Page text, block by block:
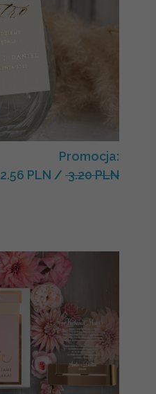
Promocja:
2.56 PLN / 3.20 PLN